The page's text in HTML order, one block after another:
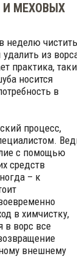
МЕХОВЫХ
неделю чистить
из
практика,
носится
в
процесс,
с помощью
средств
– к
в химчистку,
в ворс все
внешнему